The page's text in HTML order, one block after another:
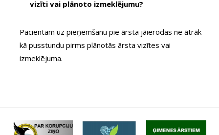
vizīti vai plānoto izmeklējumu?
Pacientam uz pieņemšanu pie ārsta jāierodas ne ātrāk
kā pusstundu pirms plānotās ārsta vizītes vai
izmeklējuma.